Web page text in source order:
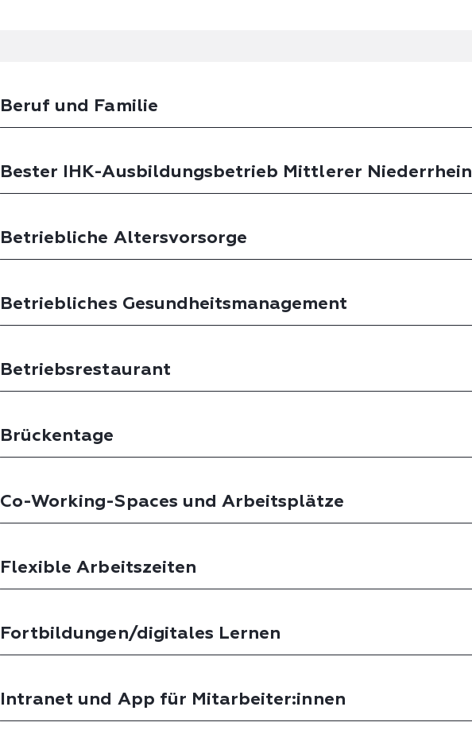
Beruf und Familie
Bester IHK-Ausbildungsbetrieb Mittlerer Niederrhein
Betriebliche Altersvorsorge
Betriebliches Gesundheitsmanagement
Betriebsrestaurant
Brückentage
Co-Working-Spaces und Arbeitsplätze
Flexible Arbeitszeiten
Fortbildungen/digitales Lernen
Intranet und App für Mitarbeiter:innen